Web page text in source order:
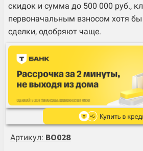
скидок и сумма до 500 000 руб.,
первоначальным взносом хотя
сделки, одобряют чаще.
Артикул: BO028